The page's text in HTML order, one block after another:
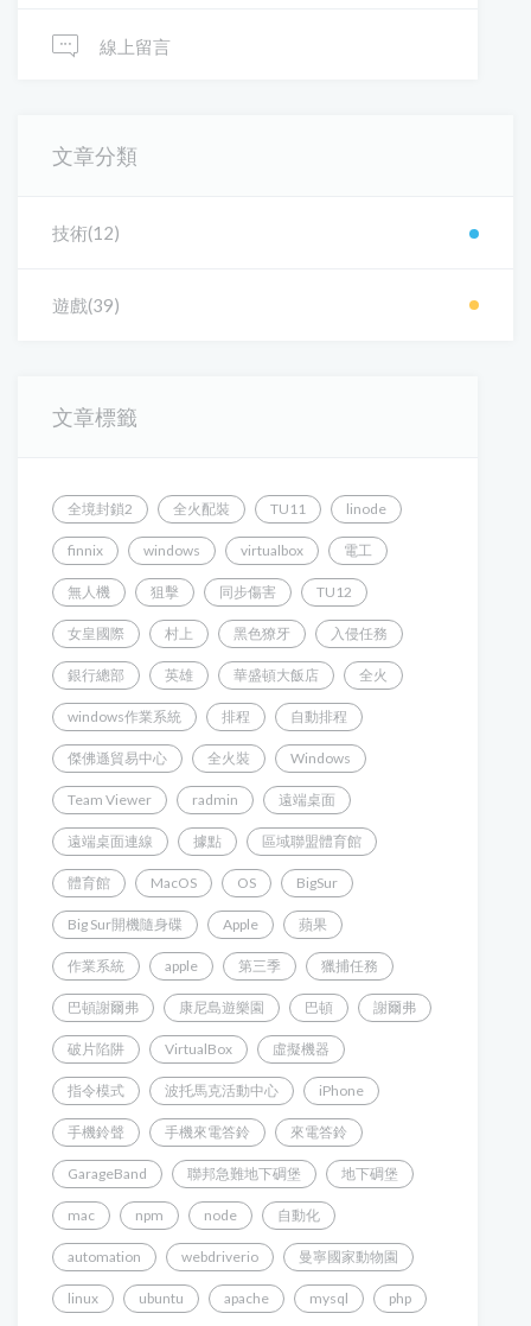
線上留言
文章分類
技術(12)
遊戲(39)
文章標籤
全境封鎖2 全火配裝 TU11 linode
finnix windows virtualbox 電工
無人機 狙擊 同步傷害 TU12
女皇國際 村上 黑色獠牙 入侵任務
銀行總部 英雄 華盛頓大飯店 全火
windows作業系統 排程 自動排程
傑佛遜貿易中心 全火裝 Windows
Team Viewer radmin 遠端桌面
遠端桌面連線 據點 區域聯盟體育館
體育館 MacOS OS BigSur
Big Sur開機隨身碟 Apple 蘋果
作業系統 apple 第三季 獵捕任務
巴頓謝爾弗 康尼島遊樂園 巴頓 謝爾弗
破片陷阱 VirtualBox 虛擬機器
指令模式 波托馬克活動中心 iPhone
手機鈴聲 手機來電答鈴 來電答鈴
GarageBand 聯邦急難地下碉堡 地下碉堡
mac npm node 自動化
automation webdriverio 曼寧國家動物園
linux ubuntu apache mysql php